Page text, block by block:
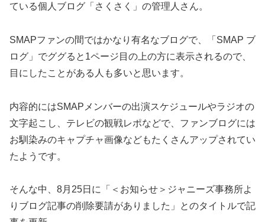
ている個人ブログ「さくさく」の管理人さん。
SMAPファンの間ではかなり有名なブログで、「SMAP ブ
ログ」でググると1ページ目の上の方に表示されるので、
目にしたことがある人も多いと思います。
内容的にはSMAPメンバーの出演スケジュールやラジオの
文字起こし、テレビの観戦レポなどで、ファンブログには
お馴染みのキャプチャ画像などもたくさんアップされてい
たようです。
そんな中、8月25日に「＜お知らせ＞ジャニーズ事務所よ
りブログ記事の削除要請がありました」とのタイトルで記